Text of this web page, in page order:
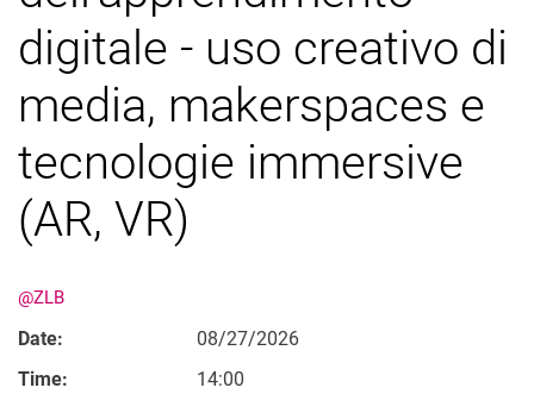
digitale - uso creativo di
media, makerspaces e
tecnologie immersive
(AR, VR)
@ZLB
Date:
08/27/2026
Time:
14:00